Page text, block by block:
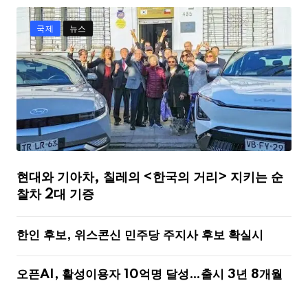
국제 뉴스
현대와 기아차, 칠레의 <한국의 거리> 지키는 순
찰차 2대 기증
한인 후보, 위스콘신 민주당 주지사 후보 확실시
오픈AI, 활성이용자 10억명 달성…출시 3년 8개월